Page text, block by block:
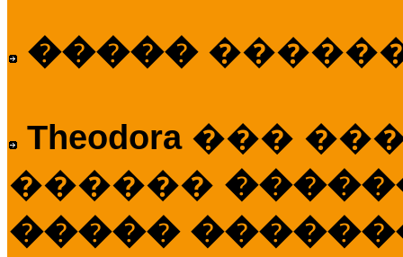
�����
Theodora ���
������
�����